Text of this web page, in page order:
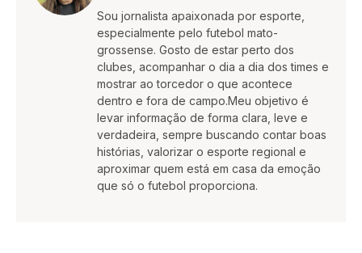
Sou jornalista apaixonada por esporte,
especialmente pelo futebol mato-
grossense. Gosto de estar perto dos
clubes, acompanhar o dia a dia dos times e
mostrar ao torcedor o que acontece
dentro e fora de campo.Meu objetivo é
levar informação de forma clara, leve e
verdadeira, sempre buscando contar boas
histórias, valorizar o esporte regional e
aproximar quem está em casa da emoção
que só o futebol proporciona.